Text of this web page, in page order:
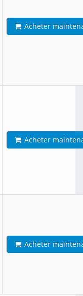
Acheter
Acheter
Acheter